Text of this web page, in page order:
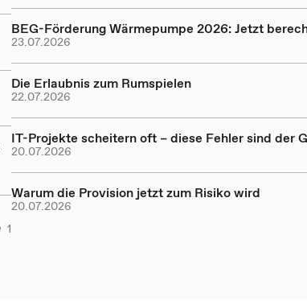
1
BEG-Förderung Wärmepumpe 2026: Jetzt
23.07.2026
Die Erlaubnis zum Rumspielen
22.07.2026
IT-Projekte scheitern oft – diese Fehler sind der
20.07.2026
Warum die Provision jetzt zum Risiko wird
20.07.2026